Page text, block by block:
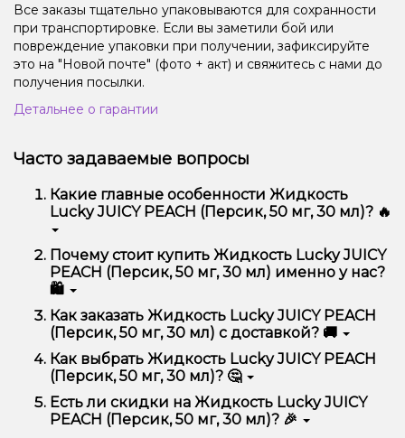
Все заказы тщательно упаковываются для сохранности
при транспортировке. Если вы заметили бой или
повреждение упаковки при получении, зафиксируйте
это на "Новой почте" (фото + акт) и свяжитесь с нами до
получения посылки.
Детальнее о гарантии
Часто задаваемые вопросы
Какие главные особенности Жидкость
Lucky JUICY PEACH (Персик, 50 мг, 30 мл)? 🔥
Жидкость Lucky JUICY PEACH (Персик, 50 мг, 30
мл) отличается высоким качеством, удобством
использования и надежностью.
Почему стоит купить Жидкость Lucky JUICY
PEACH (Персик, 50 мг, 30 мл) именно у нас?
🛍️
Мы предлагаем только оригинальную продукцию,
широкий ассортимент, выгодные цены и быструю
доставку. Кроме того, у нас регулярные акции и
скидки для клиентов!
Как заказать Жидкость Lucky JUICY PEACH
(Персик, 50 мг, 30 мл) с доставкой? 🚚
Оформить заказ можно в несколько кликов:
Добавьте Жидкость Lucky JUICY PEACH
(Персик, 50 мг, 30 мл) в корзину.
Перейдите к оформлению заказа.
Как выбрать Жидкость Lucky JUICY PEACH
(Персик, 50 мг, 30 мл)? 🤔
Выбор зависит от ваших предпочтений – например,
если это кальян, учитывайте размер, материал и тип
чаши, если вейп – мощность и вкус. Наши
Есть ли скидки на Жидкость Lucky JUICY
PEACH (Персик, 50 мг, 30 мл)? 🎉